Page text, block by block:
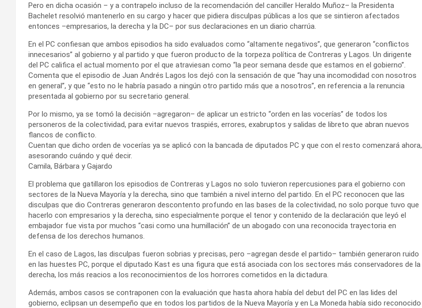
Pero en dicha ocasión – y a contrapelo incluso de la recomendación del canciller Heraldo Muñoz– la Presidenta
Bachelet resolvió mantenerlo en su cargo y hacer que pidiera disculpas públicas a los que se sintieron afectados
entonces –empresarios, la derecha y la DC– por sus declaraciones en un diario charrúa.
En el PC confiesan que ambos episodios ha sido evaluados como “altamente negativos”, que generaron “conflictos
innecesarios” al gobierno y al partido y que fueron producto de la torpeza política de Contreras y Lagos. Un dirigente
del PC califica el actual momento por el que atraviesan como “la peor semana desde que estamos en el gobierno”.
Comenta que el episodio de Juan Andrés Lagos los dejó con la sensación de que “hay una incomodidad con nosotros
en general”, y que “esto no le habría pasado a ningún otro partido más que a nosotros”, en referencia a la renuncia
presentada al gobierno por su secretario general.
Por lo mismo, ya se tomó la decisión –agregaron– de aplicar un estricto “orden en las vocerías” de todos los
personeros de la colectividad, para evitar nuevos traspiés, errores, exabruptos y salidas de libreto que abran nuevos
flancos de conflicto.
Cuentan que dicho orden de vocerías ya se aplicó con la bancada de diputados PC y que con el resto comenzará ahora,
asesorando cuándo y qué decir.
Camila, Bárbara y Gajardo
El problema que gatillaron los episodios de Contreras y Lagos no solo tuvieron repercusiones para el gobierno con
sectores de la Nueva Mayoría y la derecha, sino que también a nivel interno del partido. En el PC reconocen que las
disculpas que dio Contreras generaron descontento profundo en las bases de la colectividad, no solo porque tuvo que
hacerlo con empresarios y la derecha, sino especialmente porque el tenor y contenido de la declaración que leyó el
embajador fue vista por muchos “casi como una humillación” de un abogado con una reconocida trayectoria en
defensa de los derechos humanos.
En el caso de Lagos, las disculpas fueron sobrias y precisas, pero –agregan desde el partido– también generaron ruido
en las huestes PC, porque el diputado Kast es una figura que está asociada con los sectores más conservadores de la
derecha, los más reacios a los reconocimientos de los horrores cometidos en la dictadura.
Además, ambos casos se contraponen con la evaluación que hasta ahora había del debut del PC en las lides del
gobierno, eclipsan un desempeño que en todos los partidos de la Nueva Mayoría y en La Moneda había sido reconocido